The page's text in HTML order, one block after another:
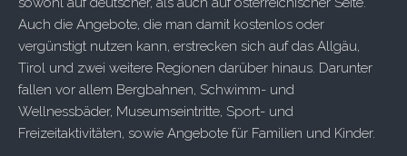
Auch die Angebote, die man damit kostenlos oder
vergünstigt nutzen kann, erstrecken sich auf das Allgäu,
Tirol und zwei weitere Regionen darüber hinaus. Darunter
fallen vor allem Bergbahnen, Schwimm- und
Wellnessbäder, Museumseintritte, Sport- und
Freizeitaktivitäten, sowie Angebote für Familien und Kinder.